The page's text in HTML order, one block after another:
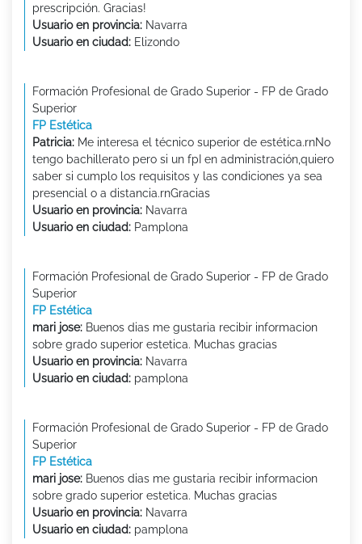
prescripción. Gracias!
Usuario en provincia: Navarra
Usuario en ciudad: Elizondo
Formación Profesional de Grado Superior - FP de Grado
Superior
FP Estética
Patricia: Me interesa el técnico superior de estética.rnNo
tengo bachillerato pero si un fpI en administración,quiero
saber si cumplo los requisitos y las condiciones ya sea
presencial o a distancia.rnGracias
Usuario en provincia: Navarra
Usuario en ciudad: Pamplona
Formación Profesional de Grado Superior - FP de Grado
Superior
FP Estética
mari jose: Buenos dias me gustaria recibir informacion
sobre grado superior estetica. Muchas gracias
Usuario en provincia: Navarra
Usuario en ciudad: pamplona
Formación Profesional de Grado Superior - FP de Grado
Superior
FP Estética
mari jose: Buenos dias me gustaria recibir informacion
sobre grado superior estetica. Muchas gracias
Usuario en provincia: Navarra
Usuario en ciudad: pamplona